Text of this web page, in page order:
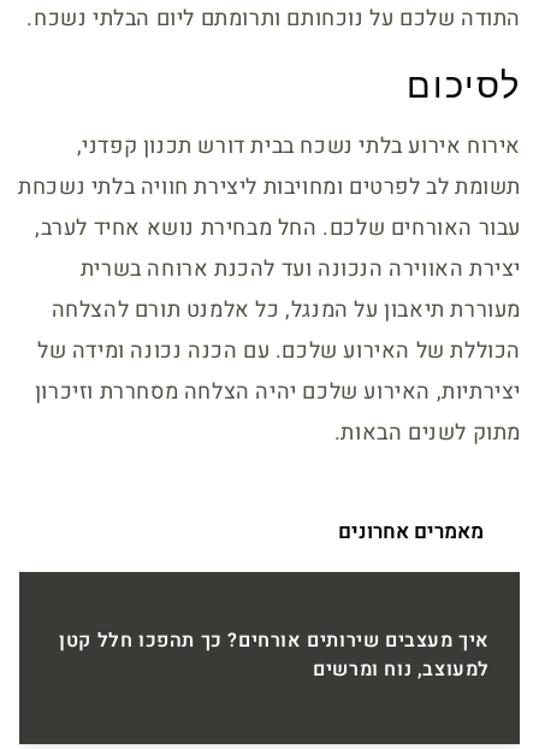
התודה שלכם על נוכחותם ותרומתם ליום הבלתי נשכח.
לסיכום
אירוח אירוע בלתי נשכח בבית דורש תכנון קפדני,
תשומת לב לפרטים ומחויבות ליצירת חוויה בלתי נשכחת
עבור האורחים שלכם. החל מבחירת נושא אחיד לערב,
יצירת האווירה הנכונה ועד להכנת ארוחה בשרית
מעוררת תיאבון על המנגל, כל אלמנט תורם להצלחה
הכוללת של האירוע שלכם. עם הכנה נכונה ומידה של
יצירתיות, האירוע שלכם יהיה הצלחה מסחררת וזיכרון
מתוק לשנים הבאות.
מאמרים אחרונים
איך מעצבים שירותים אורחים? כך תהפכו חלל קטן
למעוצב, נוח ומרשים